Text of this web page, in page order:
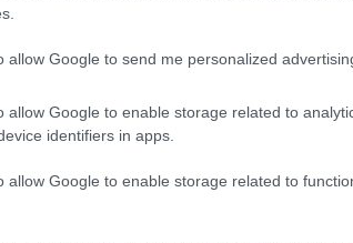
allow Google to send me personalized
allow Google to enable storage related to
identifiers in apps.
allow Google to enable storage related to
la resiliencia de nuestra economía.
destinados a Estados Unidos
a partir del 1 de agosto. ¿Te imaginas
disponibilidad de productos?
comercial entre Estados
el déficit de EE.UU. con China en